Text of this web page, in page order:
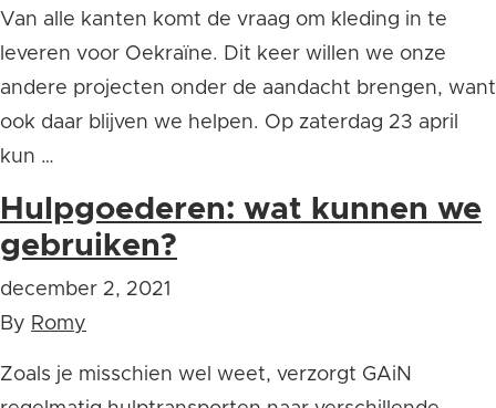
Van alle kanten komt de vraag om kleding in te
leveren voor Oekraïne. Dit keer willen we onze
andere projecten onder de aandacht brengen, want
ook daar blijven we helpen. Op zaterdag 23 april
kun …
Hulpgoederen: wat kunnen we
gebruiken?
december 2, 2021
By Romy
Zoals je misschien wel weet, verzorgt GAiN